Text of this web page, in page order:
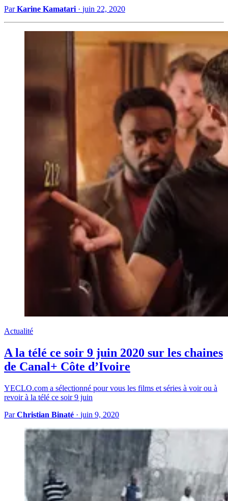
ParKarine Kamatari · juin 22, 2020
Actualité
A la télé ce soir 9 juin 2020 sur les chaines
de Canal+ Côte d’Ivoire
YECLO.com a sélectionné pour vous les films et séries à voir ou à
revoir à la télé ce soir 9 juin
ParChristian Binaté · juin 9, 2020